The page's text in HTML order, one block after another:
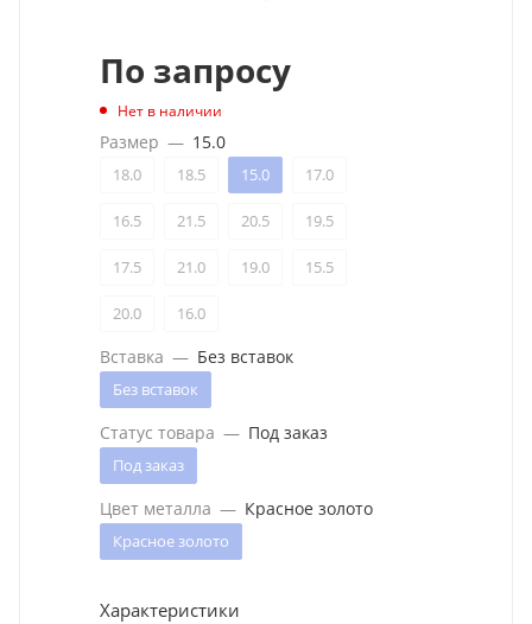
По запросу
Нет в наличии
Размер — 15.0
18.0 18.5 15.0 17.0
16.5 21.5 20.5 19.5
17.5 21.0 19.0 15.5
20.0 16.0
Вставка — Без вставок
Без вставок
Статус товара — Под заказ
Под заказ
Цвет металла — Красное золото
Красное золото
Характеристики